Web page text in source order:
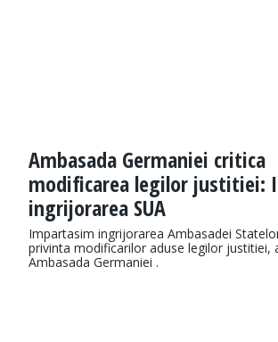
Ambasada Germaniei critica
modificarea legilor justitiei:
ingrijorarea SUA
Impartasim ingrijorarea Ambasadei
privinta modificarilor aduse legilor justitiei,
Ambasada Germaniei .